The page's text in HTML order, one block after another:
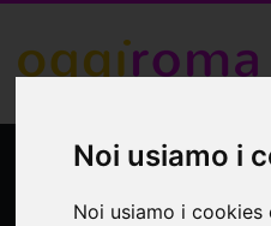
Noi usiamo i
Noi usiamo i
Villetta